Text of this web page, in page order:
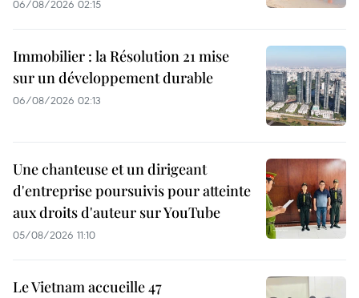
06/08/2026 02:15
Immobilier : la Résolution 21 mise
sur un développement durable
06/08/2026 02:13
Une chanteuse et un dirigeant
d'entreprise poursuivis pour atteinte
aux droits d'auteur sur YouTube
05/08/2026 11:10
Le Vietnam accueille 47